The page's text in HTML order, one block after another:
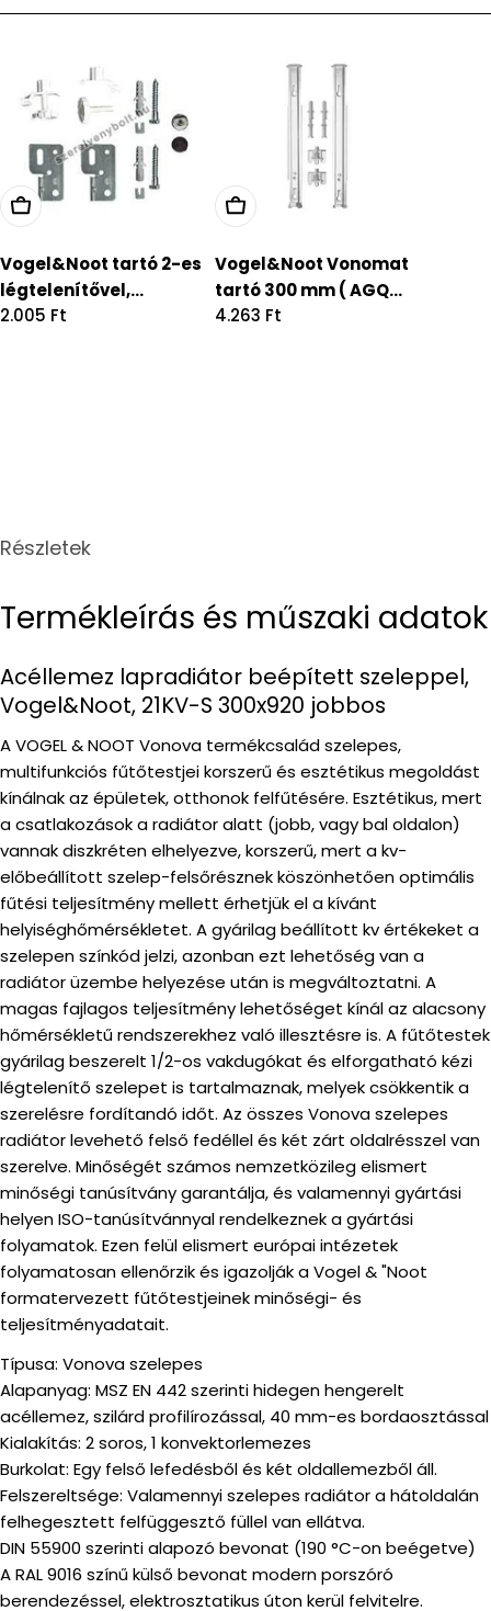
Vogel&Noot tartó 2-es
légtelenítővel,...
Regular
2.005 Ft
Vogel&Noot Vonomat
tartó 300 mm ( AGQ...
Regular
4.263 Ft
Részletek
Termékleírás és műszaki adatok
Acéllemez lapradiátor beépített szeleppel,
Vogel&Noot, 21KV-S 300x920 jobbos
A VOGEL & NOOT Vonova termékcsalád szelepes,
multifunkciós fűtőtestjei korszerű és esztétikus megoldást
kínálnak az épületek, otthonok felfűtésére. Esztétikus, mert
a csatlakozások a radiátor alatt (jobb, vagy bal oldalon)
vannak diszkréten elhelyezve, korszerű, mert a kv-
előbeállított szelep-felsőrésznek köszönhetően optimális
fűtési teljesítmény mellett érhetjük el a kívánt
helyiséghőmérsékletet. A gyárilag beállított kv értékeket a
szelepen színkód jelzi, azonban ezt lehetőség van a
radiátor üzembe helyezése után is megváltoztatni. A
magas fajlagos teljesítmény lehetőséget kínál az alacsony
hőmérsékletű rendszerekhez való illesztésre is. A fűtőtestek
gyárilag beszerelt 1/2-os vakdugókat és elforgatható kézi
légtelenítő szelepet is tartalmaznak, melyek csökkentik a
szerelésre fordítandó időt. Az összes Vonova szelepes
radiátor levehető felső fedéllel és két zárt oldalrésszel van
szerelve. Minőségét számos nemzetközileg elismert
minőségi tanúsítvány garantálja, és valamennyi gyártási
helyen ISO-tanúsítvánnyal rendelkeznek a gyártási
folyamatok. Ezen felül elismert európai intézetek
folyamatosan ellenőrzik és igazolják a Vogel & "Noot
formatervezett fűtőtestjeinek minőségi- és
teljesítményadatait.
Típusa: Vonova szelepes
Alapanyag: MSZ EN 442 szerinti hidegen hengerelt
acéllemez, szilárd profilírozással, 40 mm-es bordaosztással
Kialakítás: 2 soros, 1 konvektorlemezes
Burkolat: Egy felső lefedésből és két oldallemezből áll.
Felszereltsége: Valamennyi szelepes radiátor a hátoldalán
felhegesztett felfüggesztő füllel van ellátva.
DIN 55900 szerinti alapozó bevonat (190 °C-on beégetve)
A RAL 9016 színű külső bevonat modern porszóró
berendezéssel, elektrosztatikus úton kerül felvitelre.